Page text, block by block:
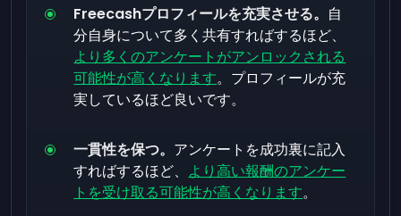
Freecashプロフィールを充実させる。 自
分自身について多く共有すればするほど、
より多くのアンケートがアンロックされる
可能性が高くなります。プロフィールが充
実しているほど良いです。
一貫性を保つ。 アンケートを成功裏に記入
すればするほど、 より高い報酬のアンケー
トを受け取る可能性が高くなります。